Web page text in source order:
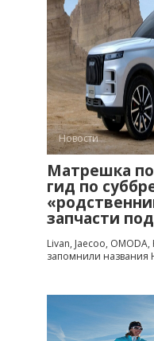
Новости
Матрешка
гид по
запчасти
Livan, Jaecoo,
запомнили названия